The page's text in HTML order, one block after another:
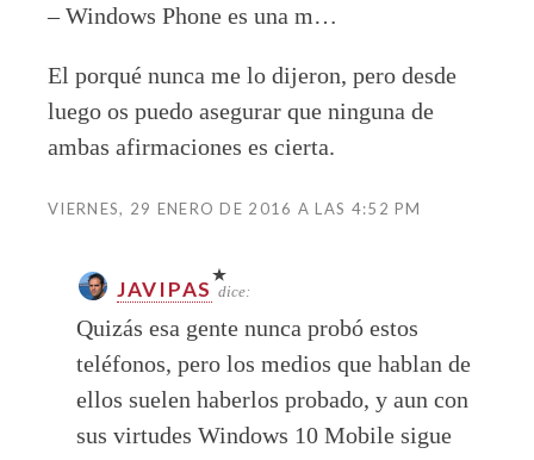
– Windows Phone es una m…
El porqué nunca me lo dijeron, pero desde
luego os puedo asegurar que ninguna de
ambas afirmaciones es cierta.
VIERNES, 29 ENERO DE 2016 A LAS 4:52 PM
JAVIPAS dice:
Quizás esa gente nunca probó estos
teléfonos, pero los medios que hablan de
ellos suelen haberlos probado, y aun con
sus virtudes Windows 10 Mobile sigue